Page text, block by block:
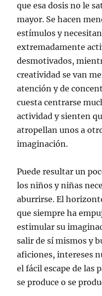
que esa dosis no le
mayor. Se hacen
estímulos y
extremadamente
desmotivados,
creatividad se van
atención y de
cuesta centrarse
actividad y sienten
atropellan unos a
imaginación.
Puede resultar un
los niños y niñas
aburrirse. El
que siempre ha
estimular su
salir de sí mismos y
aficiones, intereses
el fácil escape de las
se produce o se